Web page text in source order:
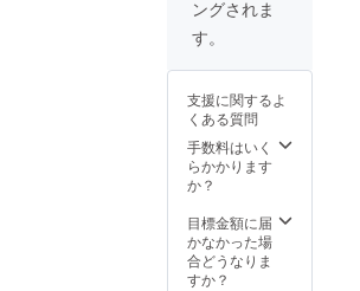
負担で
ただ…
俗に反
する内
容、法
令に違
反する
どはお
受けで
きませ
ん♡＞
ングされま
す。
支援に関するよ
くある質問
手数料はいく
らかかります
か？
目標金額に届
かなかった場
合どうなりま
すか？